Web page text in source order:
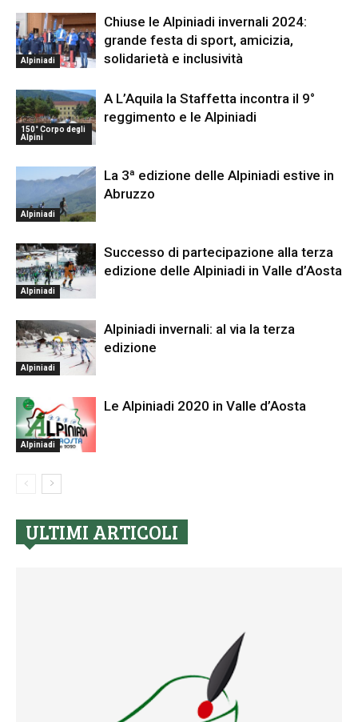
Alpiniadi
Chiuse le Alpiniadi invernali 2024:
grande festa di sport, amicizia,
solidarietà e inclusività
150° Corpo degli
Alpini
A L’Aquila la Staffetta incontra il 9°
reggimento e le Alpiniadi
Alpiniadi
La 3ª edizione delle Alpiniadi estive in
Abruzzo
Alpiniadi
Successo di partecipazione alla terza
edizione delle Alpiniadi in Valle d’Aosta
Alpiniadi
Alpiniadi invernali: al via la terza
edizione
Alpiniadi
Le Alpiniadi 2020 in Valle d’Aosta
ULTIMI ARTICOLI